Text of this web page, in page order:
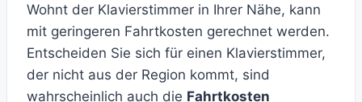
Wohnt der Klavierstimmer in Ihrer Nähe, kann
mit geringeren Fahrtkosten gerechnet werden.
Entscheiden Sie sich für einen Klavierstimmer,
der nicht aus der Region kommt, sind
wahrscheinlich auch die Fahrtkosten